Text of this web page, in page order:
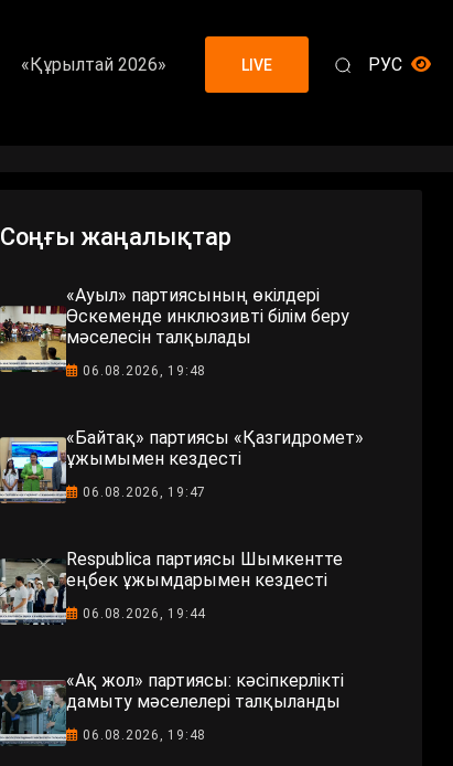
«Құрылтай 2026» LIVE РУС
Соңғы жаңалықтар
«Ауыл» партиясының өкілдері
Өскеменде инклюзивті білім беру
мәселесін талқылады
06.08.2026, 19:48
«Байтақ» партиясы «Қазгидромет»
ұжымымен кездесті
06.08.2026, 19:47
Respublica партиясы Шымкентте
еңбек ұжымдарымен кездесті
06.08.2026, 19:44
«Ақ жол» партиясы: кәсіпкерлікті
дамыту мәселелері талқыланды
06.08.2026, 19:48